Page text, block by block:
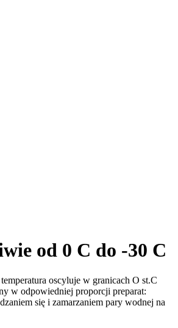
od 0 C do -30 C
oscyluje w granicach O st.C
w odpowiedniej proporcji preparat:
się i zamarzaniem pary wodnej na